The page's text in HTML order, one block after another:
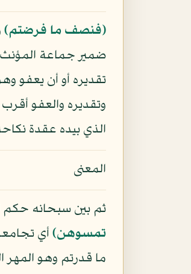
﴿فنصف ما فرضتم﴾
ضمير جماعة المؤنث
تقديره أو أن يعفو
وتقديره والعفو
الذي بيده عقدة
المعنى
ثم بين سبحانه
تمسوهن﴾أي
ما قدرتم وهو